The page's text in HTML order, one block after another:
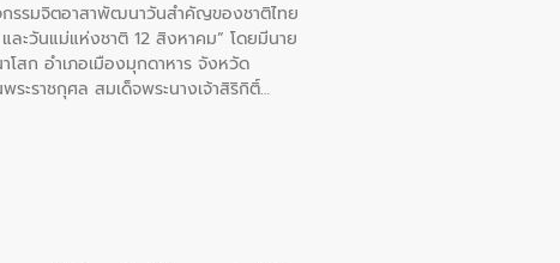
กรรมจิตอาสาพัฒนาวันสําคัญของชาติไทย
ละวันแม่แห่งชาติ 12 สิงหาคม” โดยมีนาย
โสก อําเภอเมืองมุกดาหาร จังหวัด
ระราชกุศล สมเด็จพระนางเจ้าสิริกิติ์